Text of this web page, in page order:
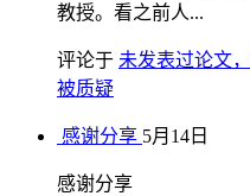
教授。看之前人...
评论于 未发表过论文
被质疑
感谢分享 5月14日
感谢分享